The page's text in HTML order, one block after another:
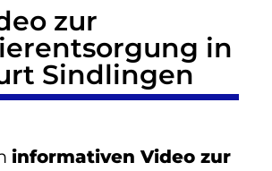
zur
in
Sindlingen
informativen Video zur